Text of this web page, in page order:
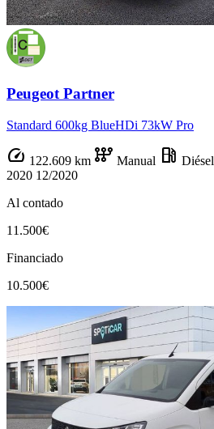
Peugeot Partner
Standard 600kg BlueHDi 73kW Pro
speed 122.609 km auto_transmission Manual local_gas_station Diésel
2020 12/2020
Al contado
11.500€
Financiado
10.500€